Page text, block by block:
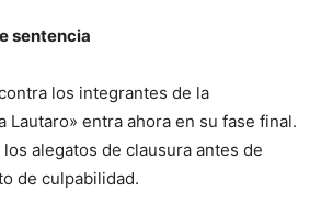
sentencia
los integrantes de la
Lautaro» entra ahora en su fase final.
alegatos de clausura antes de
de culpabilidad.